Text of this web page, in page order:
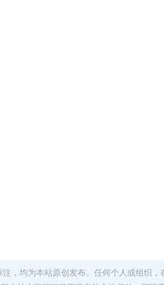
，均为本站原创发布。任何个人或组织